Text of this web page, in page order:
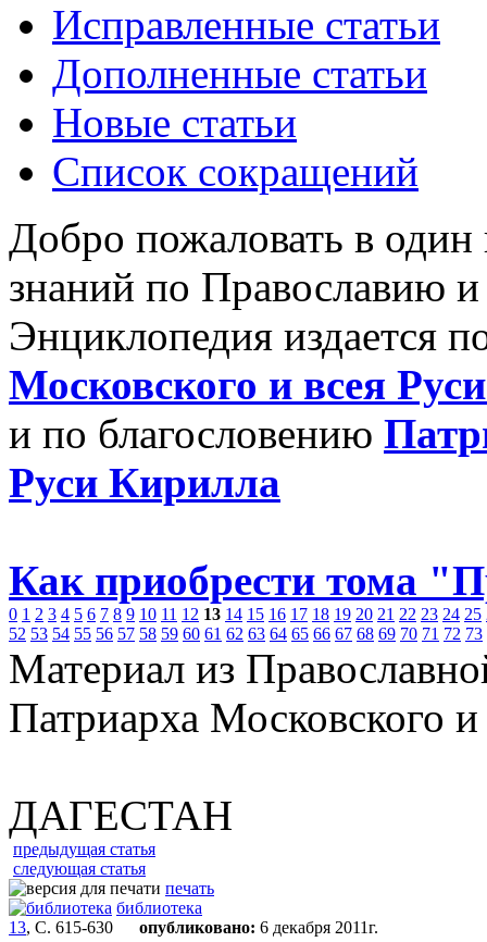
Исправленные статьи
Дополненные статьи
Новые статьи
Список сокращений
Добро пожаловать в
знаний по Православию
Энциклопедия издается
Московского и всея
и по благословению
Руси Кирилла
Как приобрести тома
0 1 2 3 4 5 6 7 8 9 10 11 12 13 14 15 16 17 18 19 20 21 22 23 24 25
52 53 54 55 56 57 58 59 60 61 62 63 64 65 66 67 68 69 70 71 72 73
Материал из
Патриарха Московского
ДАГЕСТАН
предыдущая статья
следующая статья
печать
библиотека
13, С. 615-630 опубликовано: 6 декабря 2011г.